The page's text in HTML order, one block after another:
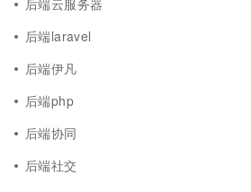
后端云服务器
后端laravel
后端伊凡
后端php
后端协同
后端社交